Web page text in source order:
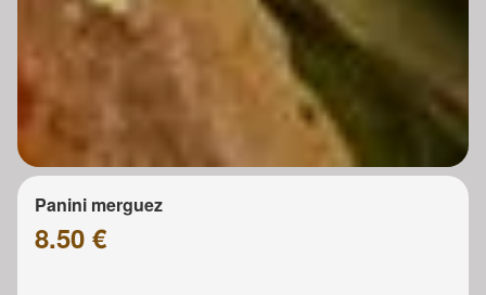
Panini merguez
8.50 €